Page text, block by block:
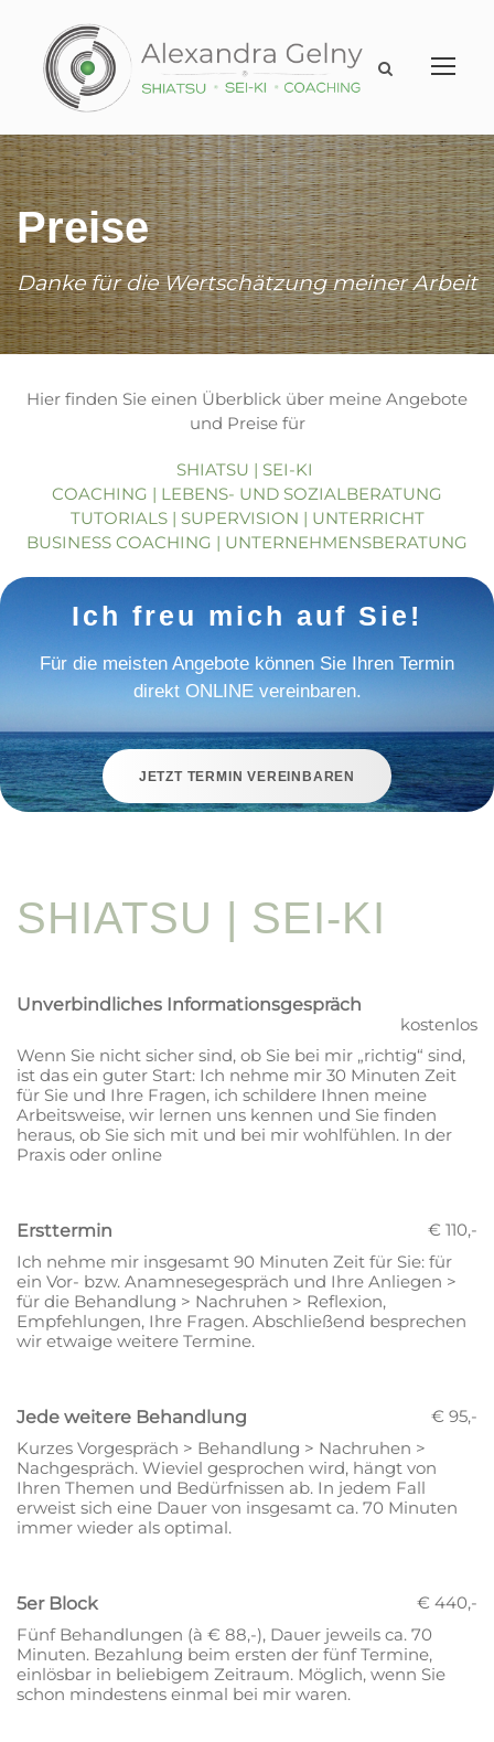
Preise
Danke für die Wertschätzung meiner Arbeit
Hier finden Sie einen Überblick über meine Angebote
und Preise für
SHIATSU | SEI-KI
COACHING | LEBENS- UND SOZIALBERATUNG
TUTORIALS | SUPERVISION | UNTERRICHT
BUSINESS COACHING | UNTERNEHMENSBERATUNG
Ich freu mich auf Sie!
Für die meisten Angebote können Sie Ihren Termin
direkt ONLINE vereinbaren.
JETZT TERMIN VEREINBAREN
SHIATSU | SEI-KI
Unverbindliches Informationsgespräch
kostenlos
Wenn Sie nicht sicher sind, ob Sie bei mir „richtig“ sind,
ist das ein guter Start: Ich nehme mir 30 Minuten Zeit
für Sie und Ihre Fragen, ich schildere Ihnen meine
Arbeitsweise, wir lernen uns kennen und Sie finden
heraus, ob Sie sich mit und bei mir wohlfühlen. In der
Praxis oder online
Ersttermin
€ 110,-
Ich nehme mir insgesamt 90 Minuten Zeit für Sie: für
ein Vor- bzw. Anamnesegespräch und Ihre Anliegen >
für die Behandlung > Nachruhen > Reflexion,
Empfehlungen, Ihre Fragen. Abschließend besprechen
wir etwaige weitere Termine.
Jede weitere Behandlung
€ 95,-
Kurzes Vorgespräch > Behandlung > Nachruhen >
Nachgespräch. Wieviel gesprochen wird, hängt von
Ihren Themen und Bedürfnissen ab. In jedem Fall
erweist sich eine Dauer von insgesamt ca. 70 Minuten
immer wieder als optimal.
5er Block
€ 440,-
Fünf Behandlungen (à € 88,-), Dauer jeweils ca. 70
Minuten. Bezahlung beim ersten der fünf Termine,
einlösbar in beliebigem Zeitraum. Möglich, wenn Sie
schon mindestens einmal bei mir waren.